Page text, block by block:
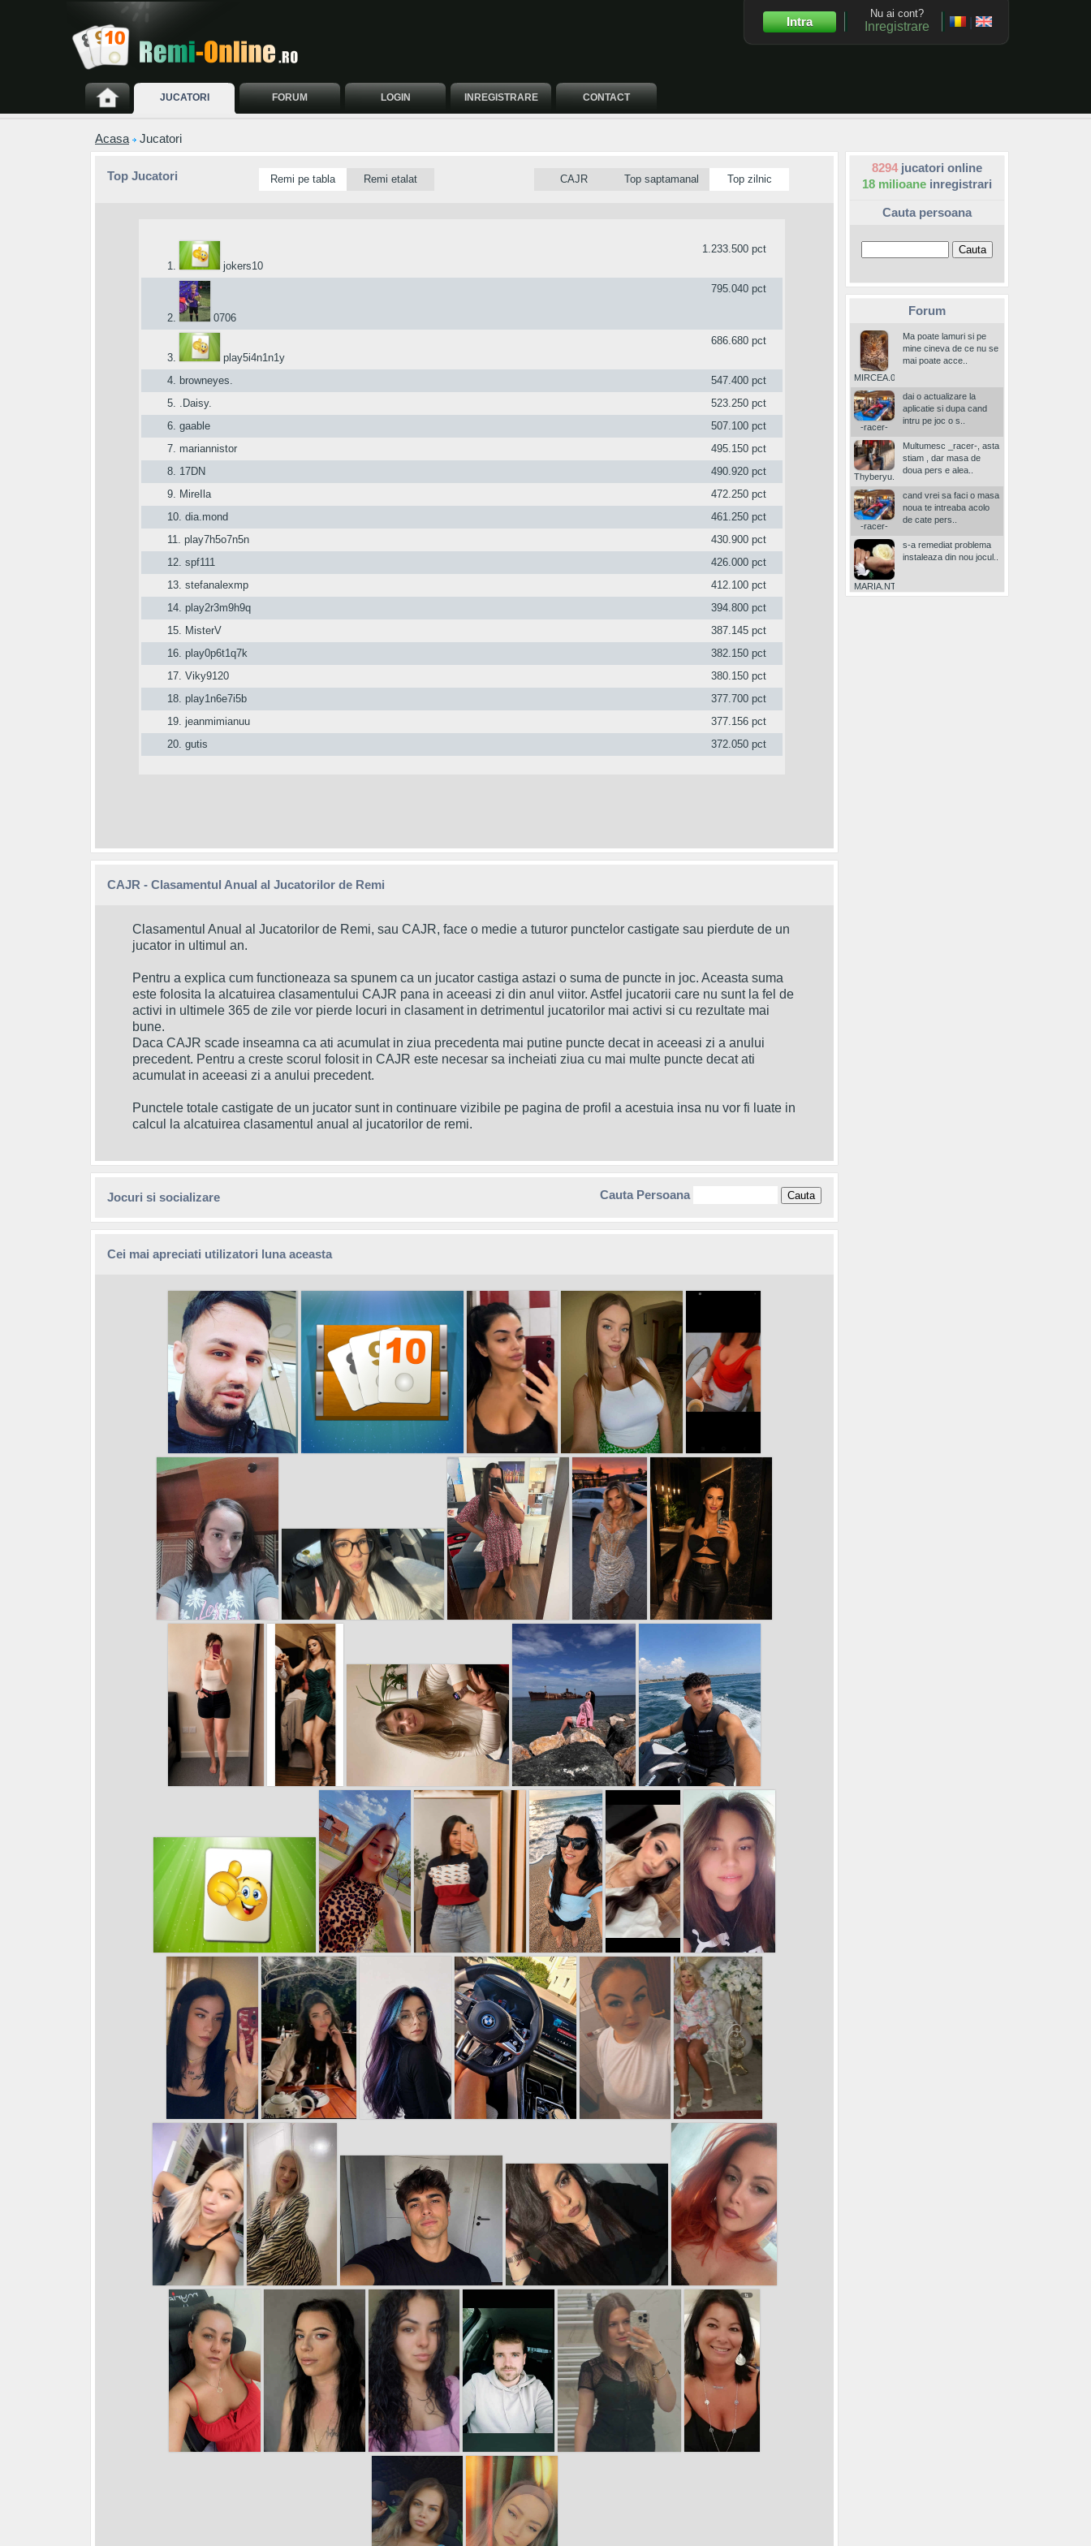
Nu ai cont?
Inregistrare
Intra
JUCATORI FORUM LOGIN INREGISTRARE CONTACT
Acasa Jucatori
Top Jucatori Remi pe tabla Remi etalat CAJR Top saptamanal Top zilnic
1. jokers10
1.233.500 pct
2. 0706
795.040 pct
3. play5i4n1n1y
686.680 pct
4. browneyes.
547.400 pct
5. .Daisy.
523.250 pct
6. gaable
507.100 pct
7. mariannistor
495.150 pct
8. 17DN
490.920 pct
9. MireIla
472.250 pct
10. dia.mond
461.250 pct
11. play7h5o7n5n
430.900 pct
12. spf111
426.000 pct
13. stefanalexmp
412.100 pct
14. play2r3m9h9q
394.800 pct
15. MisterV
387.145 pct
16. play0p6t1q7k
382.150 pct
17. Viky9120
380.150 pct
18. play1n6e7i5b
377.700 pct
19. jeanmimianuu
377.156 pct
20. gutis 372.050 pct
CAJR - Clasamentul Anual al Jucatorilor de Remi
Clasamentul Anual al Jucatorilor de Remi, sau CAJR, face o medie a tuturor punctelor castigate sau pierdute de un
jucator in ultimul an.
Pentru a explica cum functioneaza sa spunem ca un jucator castiga astazi o suma de puncte in joc. Aceasta suma
este folosita la alcatuirea clasamentului CAJR pana in aceeasi zi din anul viitor. Astfel jucatorii care nu sunt la fel de
activi in ultimele 365 de zile vor pierde locuri in clasament in detrimentul jucatorilor mai activi si cu rezultate mai
bune.
Daca CAJR scade inseamna ca ati acumulat in ziua precedenta mai putine puncte decat in aceeasi zi a anului
precedent. Pentru a creste scorul folosit in CAJR este necesar sa incheiati ziua cu mai multe puncte decat ati
acumulat in aceeasi zi a anului precedent.
Punctele totale castigate de un jucator sunt in continuare vizibile pe pagina de profil a acestuia insa nu vor fi luate in
calcul la alcatuirea clasamentul anual al jucatorilor de remi.
Jocuri si socializare Cauta Persoana
Cei mai apreciati utilizatori luna aceasta
8294jucatori online
18 milioane inregistrari
Cauta persoana
Forum
MIRCEA.02
Ma poate lamuri si pe
mine cineva de ce nu se
mai poate acce..
-racer-
dai o actualizare la
aplicatie si dupa cand
intru pe joc o s..
Thyberyu..-
Multumesc _racer-, asta
stiam , dar masa de
doua pers e alea..
-racer-
cand vrei sa faci o masa
noua te intreaba acolo
de cate pers..
MARIA.NT1956
s-a remediat problema
instaleaza din nou jocul..